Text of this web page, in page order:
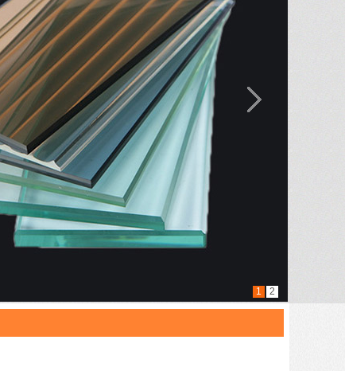
1 2